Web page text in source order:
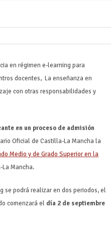
en régimen e-learning para
docentes, La enseñanza en
con otras responsabilidades y
en un proceso de admisión
Oficial de Castilla-La Mancha la
Medio y de Grado Superior en la
Mancha.
se podrá realizar en dos periodos, el
comenzará el día 2 de septiembre